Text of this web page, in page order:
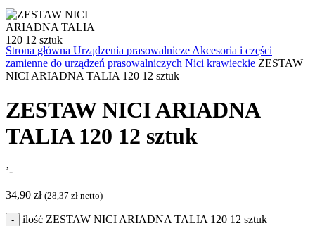
Strona główna Urządzenia prasowalnicze Akcesoria i części
zamienne do urządzeń prasowalniczych Nici krawieckie ZESTAW
NICI ARIADNA TALIA 120 12 sztuk
ZESTAW NICI ARIADNA
TALIA 120 12 sztuk
’-
34,90 zł (28,37 zł netto)
ilość ZESTAW NICI ARIADNA TALIA 120 12 sztuk